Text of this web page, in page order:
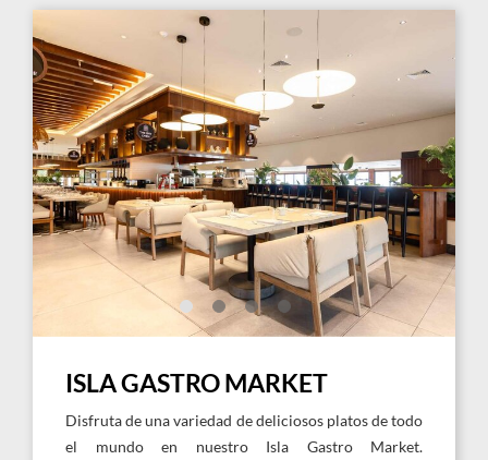
to
Larger
Image,
Restaurante
Isla
Gastro
Market
Isla
ISLA GASTRO MARKET
Disfruta de una variedad de deliciosos platos de todo
el mundo en nuestro Isla Gastro Market.